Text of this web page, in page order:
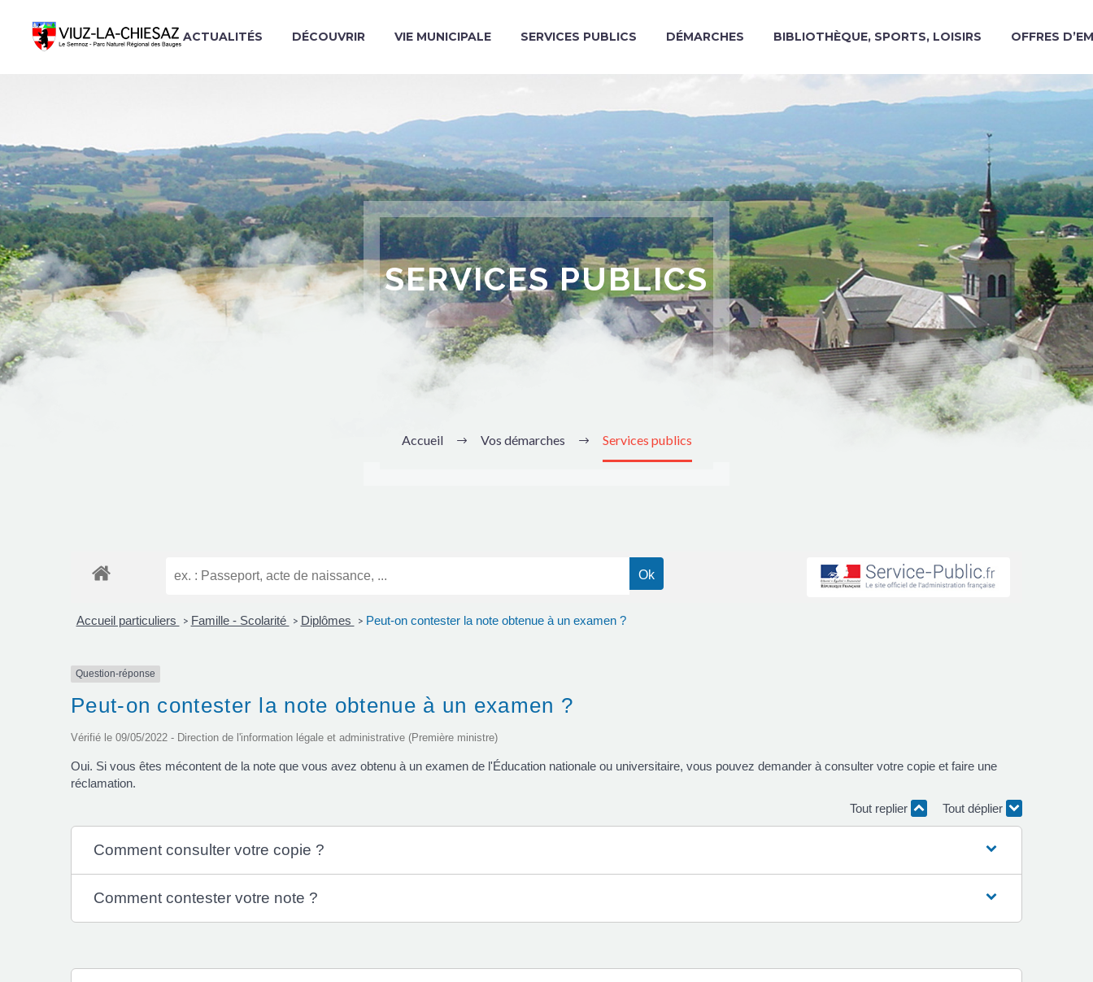
ACTUALITÉS DÉCOUVRIR VIE MUNICIPALE SERVICES PUBLICS DÉMARCHES BIBLIOTHÈQUE, SPORTS, LOISIRS OFFRES
SERVICES PUBLICS
Accueil Vos démarches Services publics
Accueil particuliers > Famille - Scolarité > Diplômes > Peut-on contester la note obtenue à un examen ?
Question-réponse
Peut-on contester la note obtenue à un examen ?
Vérifié le 09/05/2022 - Direction de l'information légale et administrative (Première ministre)
Oui. Si vous êtes mécontent de la note que vous avez obtenu à un examen de l'Éducation nationale ou universitaire, vous pouvez demander à consulter votre copie et faire une
réclamation.
Tout replier
Tout déplier
Comment consulter votre copie ?
Comment contester votre note ?